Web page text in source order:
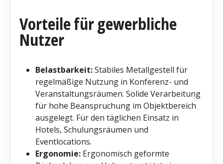
Vorteile für gewerbliche
Nutzer
Belastbarkeit:Stabiles Metallgestell für
regelmäßige Nutzung in Konferenz- und
Veranstaltungsräumen. Solide Verarbeitung
für hohe Beanspruchung im Objektbereich
ausgelegt. Für den täglichen Einsatz in
Hotels, Schulungsräumen und
Eventlocations.
Ergonomie: Ergonomisch geformte